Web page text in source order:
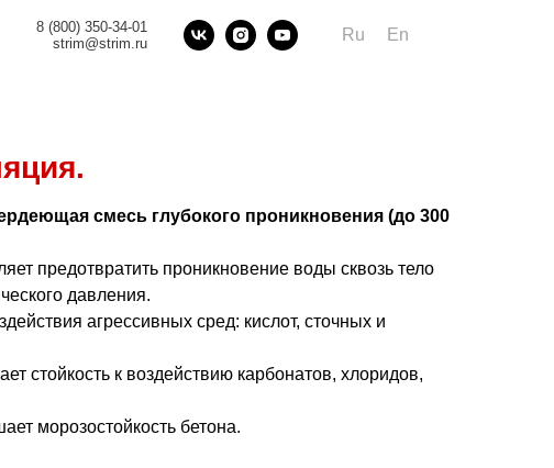
8 (800) 350-34-01
strim@strim.ru
Ru En
смесь глубокого проникновения (до 300
предотвратить проникновение воды сквозь тело
давления.
агрессивных сред: кислот, сточных и
стойкость к воздействию карбонатов, хлоридов,
морозостойкость бетона.